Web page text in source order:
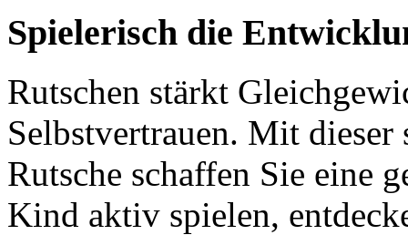
Spielerisch die
Rutschen stärkt
Selbstvertrauen. Mit
Rutsche schaffen Sie eine
Kind aktiv spielen,